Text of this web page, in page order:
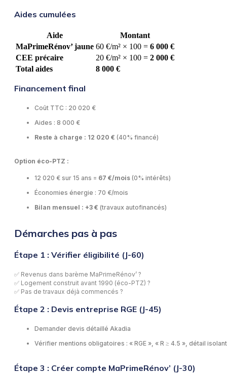
Aides cumulées
Aide
Montant
MaPrimeRénov’ jaune 60 €/m² × 100 = 6 000 €
CEE précaire
20 €/m² × 100 = 2 000 €
Total aides
8 000 €
Financement final
Coût TTC : 20 020 €
Aides : 8 000 €
Reste à charge : 12 020 € (40% financé)
Option éco-PTZ :
12 020 € sur 15 ans = 67 €/mois (0% intérêts)
Économies énergie : 70 €/mois
Bilan mensuel : +3 € (travaux autofinancés)
Démarches pas à pas
Étape 1 : Vérifier éligibilité (J-60)
✅ Revenus dans barème MaPrimeRénov’ ?
✅ Logement construit avant 1990 (éco-PTZ) ?
✅ Pas de travaux déjà commencés ?
Étape 2 : Devis entreprise RGE (J-45)
Demander devis détaillé Akadia
Vérifier mentions obligatoires : « RGE », « R ≥ 4.5 », détail isolant
Étape 3 : Créer compte MaPrimeRénov’ (J-30)